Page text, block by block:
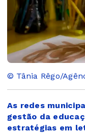
© Tânia Rêgo/
As redes
gestão da
estratégias em